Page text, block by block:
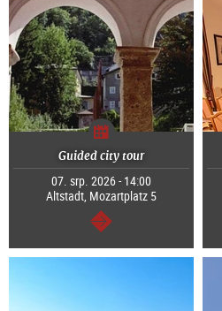
Guided city tour
07. srp. 2026 - 14:00
Altstadt, Mozartplatz 5
continue